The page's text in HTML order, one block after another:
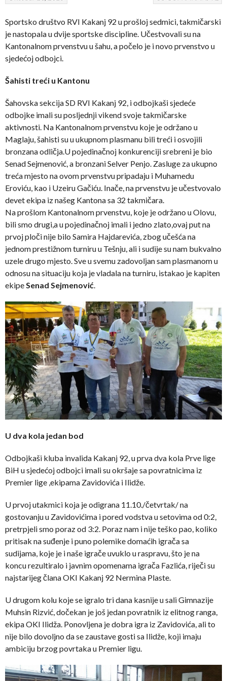
Sportsko društvo RVI Kakanj 92 u prošloj sedmici, takmičarski
je nastopala u dvije sportske discipline. Učestvovali su na
Kantonalnom prvenstvu u šahu, a počelo je i novo prvenstvo u
sjedećoj odbojci.
Šahisti treći u Kantonu
Šahovska sekcija SD RVI Kakanj 92, i odbojkaši sjedeće
odbojke imali su posljednji vikend svoje takmičarske
aktivnosti. Na Kantonalnom prvenstvu koje je održano u
Maglaju, šahisti su u ukupnom plasmanu bili treći i osvojili
bronzana odličja.U pojedinačnoj konkurenciji srebreni je bio
Senad Sejmenović, a bronzani Selver Penjo. Zasluge za ukupno
treća mjesto na ovom prvenstvu pripadaju i Muhamedu
Eroviću, kao i Uzeiru Gačiću. Inače, na prvenstvu je učestvovalo
devet ekipa iz našeg Kantona sa 32 takmičara.
Na prošlom Kantonalnom prvenstvu, koje je održano u Olovu,
bili smo drugi,a u pojedinačnoj imali i jedno zlato,ovaj put na
prvoj ploči nije bilo Samira Hajdarevića, zbog učešća na
jednom prestižnom turniru u Tešnju, ali i sudije su nam bukvalno
uzele drugo mjesto. Sve u svemu zadovoljan sam plasmanom u
odnosu na situaciju koja je vladala na turniru, istakao je kapiten
ekipe Senad Sejmenović
U dva kola jedan bod
Odbojkaši kluba invalida Kakanj 92, u prva dva kola Prve lige
BiH u sjedećoj odbojci imali su okršaje sa povratnicima iz
Premier lige ,ekipama Zavidovića i Ilidže.
U prvoj utakmici koja je odigrana 11.10./četvrtak/ na
gostovanju u Zavidovićima i pored vodstva u setovima od 0:2,
pretrpjeli smo poraz od 3:2. Poraz nam i nije teško pao, koliko
pritisak na suđenje i puno polemike domaćih igrača sa
sudijama, koje je i naše igrače uvuklo u raspravu, što je na
koncu rezultiralo i javnim opomenama igrača Fazlića, riječi su
najstarijeg člana OKI Kakanj 92 Nermina Plaste.
U drugom kolu koje se igralo tri dana kasnije u sali Gimnazije
Muhsin Rizvić, dočekan je još jedan povratnik iz elitnog ranga,
ekipa OKI Ilidža. Ponovljena je dobra igra iz Zavidovića, ali to
nije bilo dovoljno da se zaustave gosti sa Ilidže, koji imaju
ambiciju brzog povrtaka u Premier ligu.